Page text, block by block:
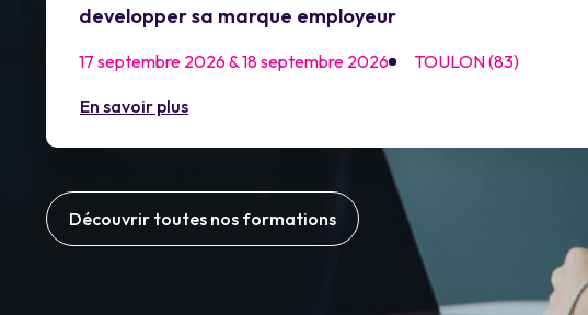
developper sa marque employeur
17 septembre 2026 & 18 septembre 2026 TOULON (83)
En savoir plus
Découvrir toutes nos formations